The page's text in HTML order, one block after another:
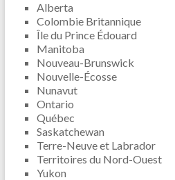
Alberta
Colombie Britannique
Île du Prince Édouard
Manitoba
Nouveau-Brunswick
Nouvelle-Écosse
Nunavut
Ontario
Québec
Saskatchewan
Terre-Neuve et Labrador
Territoires du Nord-Ouest
Yukon